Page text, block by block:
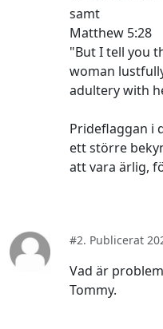
samt
Matthew 5:28
"But I tell you
woman
adultery with
Prideflaggan i
ett större
att vara ärlig,
#2. Publicerat
Vad är
Tommy.